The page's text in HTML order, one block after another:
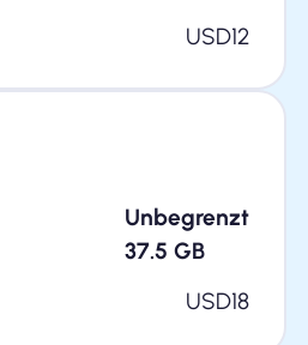
USD12
Unbegrenzt
37.5 GB
USD18